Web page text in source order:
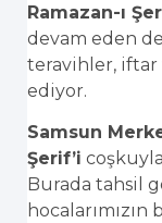
Ramazan-ı
devam eden
teravihler, iftar
ediyor.
Samsun
Şerif’i
Burada tahsil